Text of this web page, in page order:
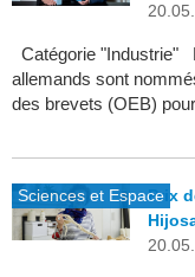
Catégorie "Industrie"
allemands sont
des brevets (OEB)
Sciences et EspacePrix